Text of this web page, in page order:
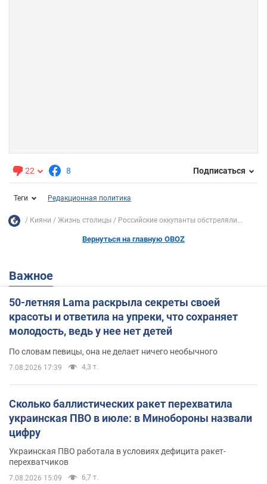
22 8 Подписаться
Теги Редакционная политика
Кияни Жизнь столицы Российские оккупанты обстреляли...
Вернуться на главную OBOZ
Важное
50-летняя Lama раскрыла секреты своей
красоты и ответила на упреки, что сохраняет
молодость, ведь у нее нет детей
По словам певицы, она не делает ничего необычного
7.08.2026 17:39 4,3 т.
Сколько баллистических ракет перехватила
украинская ПВО в июле: в Минобороны назвали
цифру
Украинская ПВО работала в условиях дефицита ракет-
перехватчиков
7.08.2026 15:09 6,7 т.